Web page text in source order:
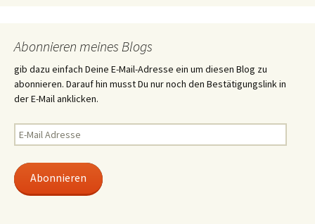
Abonnieren meines Blogs
gib dazu einfach Deine E-Mail-Adresse ein um diesen Blog zu
abonnieren. Darauf hin musst Du nur noch den Bestätigungslink in
der E-Mail anklicken.
E-
Mail
Abonnieren